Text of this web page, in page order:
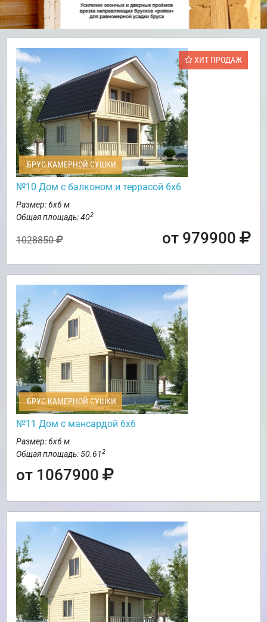
ХИТ ПРОДАЖ
БРУС КАМЕРНОЙ СУШКИ
№10 Дом с балконом и террасой 6х6
Размер: 6х6 м
Общая площадь: 402
1028850 от 979900
БРУС КАМЕРНОЙ СУШКИ
№11 Дом с мансардой 6х6
Размер: 6х6 м
Общая площадь: 50.612
от 1067900